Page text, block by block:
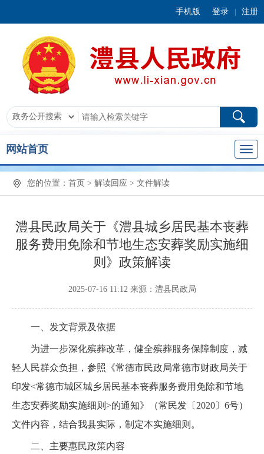
手机版 登录 注册
网站首页
您的位置： 首页 > 解读回应 > 文件解读
澧县民政局关于《澧县城乡居民基本丧葬
服务费用免除和节地生态安葬奖励实施细
则》政策解读
2025-07-16 11:12 来源：澧县民政局
一、发文背景及依据
为进一步深化殡葬改革，健全殡葬服务保障制度，减
轻人民群众负担，参照《常德市民政局常德市财政局关于
印发<常德市城区城乡居民基本丧葬服务费用免除和节地
生态安葬奖励实施细则>的通知》（常民发〔2020〕6号）
文件内容，结合我县实际，制定本实施细则。
二、主要惠民政策内容